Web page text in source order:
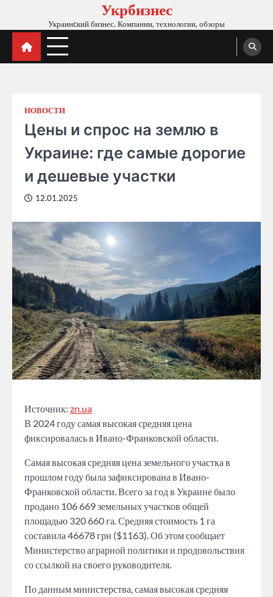
content
Укрбизнес
Украинcкий бизнес. Компании, технологии, обзоры
НОВОСТИ
Цены и спрос на землю в
Украине: где самые дорогие
и дешевые участки
12.01.2025
Источник: zn.ua
В 2024 году самая высокая средняя цена
фиксировалась в Ивано-Франковской области.
Самая высокая средняя цена земельного участка в
прошлом году была зафиксирована в Ивано-
Франковской области. Всего за год в Украине было
продано 106 669 земельных участков общей
площадью 320 660 га. Средняя стоимость 1 га
составила 46678 грн ($1163). Об этом сообщает
Министерство аграрной политики и продовольствия
со ссылкой на своего руководителя.
По данным министерства, самая высокая средняя